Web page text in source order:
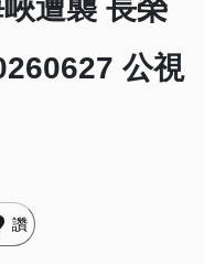
峽遭襲 長榮
公視
讚